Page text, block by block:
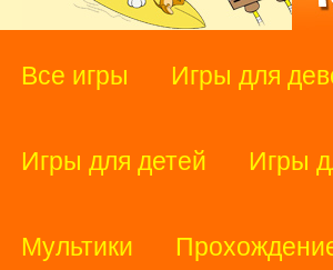
Все игры Игры для
Игры для детей Игры
Мультики